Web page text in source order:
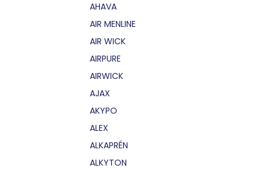
AHAVA
AIR MENLINE
AIR WICK
AIRPURE
AIRWICK
AJAX
AKYPO
ALEX
ALKAPRÉN
ALKYTON